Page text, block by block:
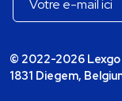
© 2022-2026
1831 Diegem,